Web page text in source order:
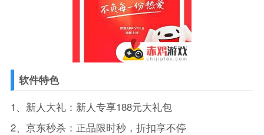
软件特色
1、新人大礼：新人专享188元大礼包
2、京东秒杀：正品限时秒，折扣享不停